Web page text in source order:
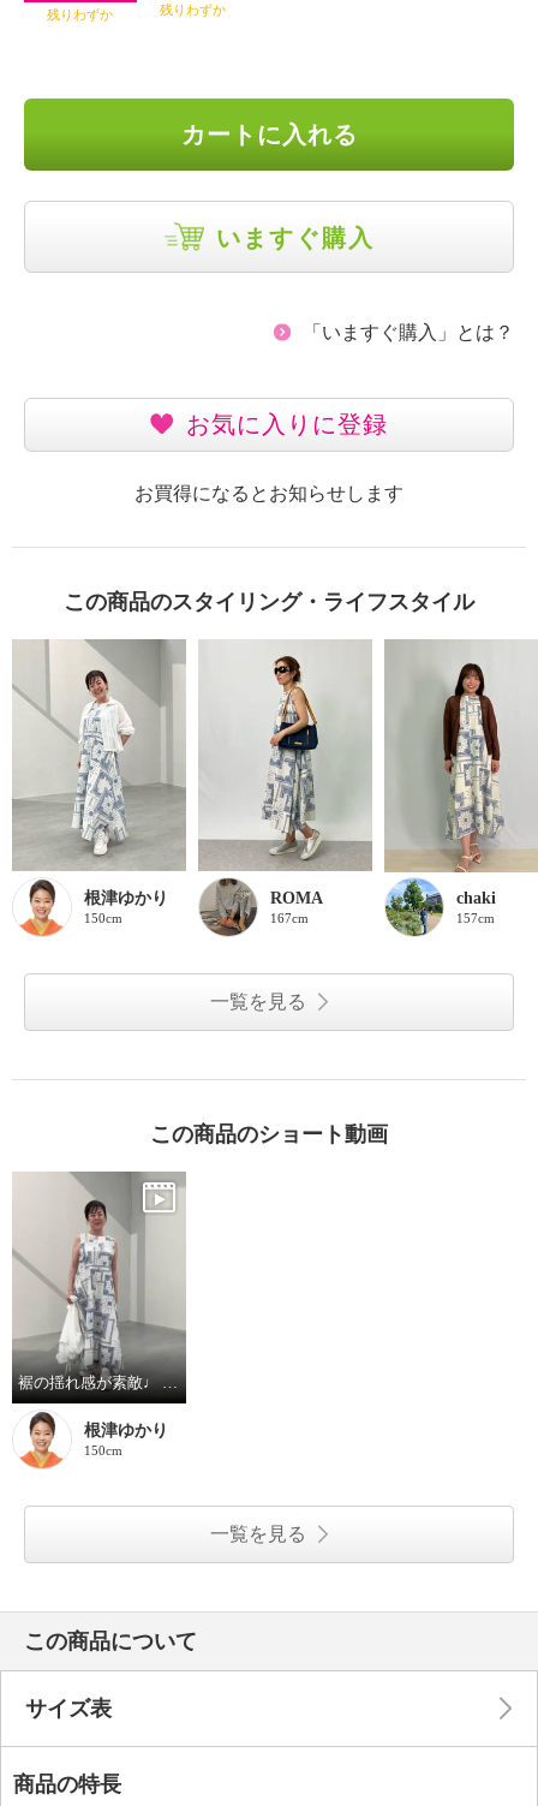
残りわずか 残りわずか
カートに入れる
いますぐ購入
「いますぐ購入」とは？
お気に入りに登録
お買得になるとお知らせします
この商品のスタイリング・ライフスタイル
根津ゆかり
150cm
ROMA
167cm
chaki
157cm
一覧を見る
この商品のショート動画
裾の揺れ感が素敵♩ ハヤマブリーズ ワンピース
根津ゆかり
150cm
一覧を見る
この商品について
サイズ表
商品の特長